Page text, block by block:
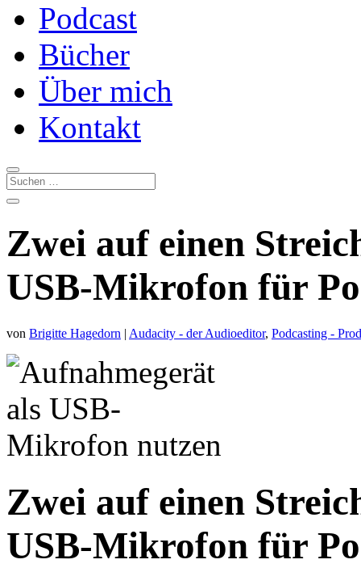
Podcast
Bücher
Über mich
Kontakt
Zwei auf einen
USB-Mikrofon für
von Brigitte Hagedorn | Audacity - der Audioeditor, Podcasting -
Zwei auf einen
USB-Mikrofon für